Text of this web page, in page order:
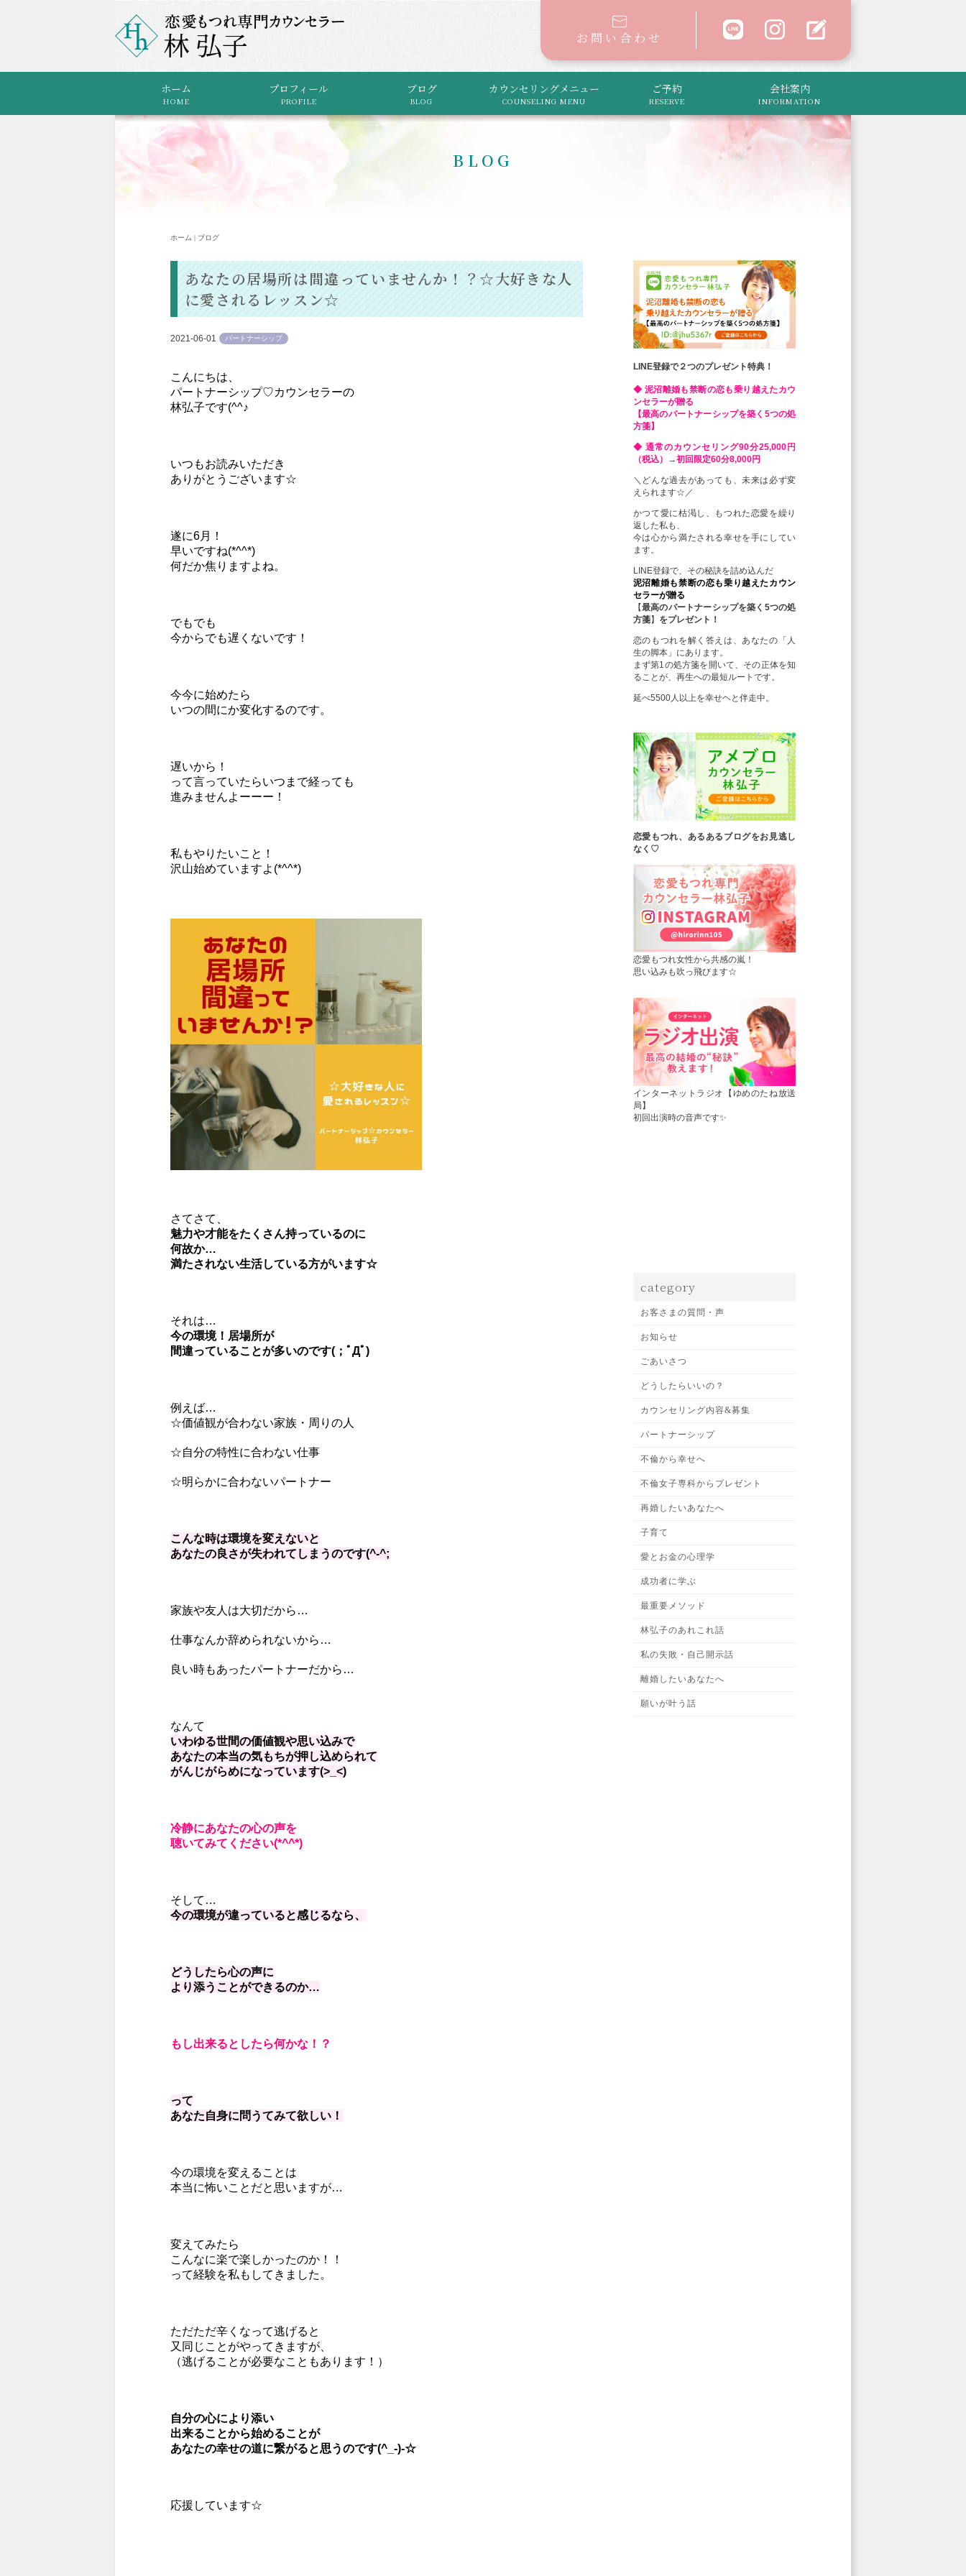
お問い合わせ
ホーム
HOME
プロフィール
PROFILE
ブログ
BLOG
カウンセリングメニュー
COUNSELING MENU
ご予約
RESERVE
会社案内
INFORMATION
BLOG
ホーム | ブログ
あなたの居場所は間違っていませんか！？☆大好きな人
に愛されるレッスン☆
2021-06-01 パートナーシップ
こんにちは、
パートナーシップ♡カウンセラーの
林弘子です(^^♪
いつもお読みいただき
ありがとうございます☆
遂に6月！
早いですね(*^^*)
何だか焦りますよね。
でもでも
今からでも遅くないです！
今今に始めたら
いつの間にか変化するのです。
遅いから！
って言っていたらいつまで経っても
進みませんよーーー！
私もやりたいこと！
沢山始めていますよ(*^^*)
さてさて、
魅力や才能をたくさん持っているのに
何故か…
満たされない生活している方がいます☆
それは…
今の環境！居場所が
間違っていることが多いのです(；ﾟДﾟ)
例えば…
☆価値観が合わない家族・周りの人
☆自分の特性に合わない仕事
☆明らかに合わないパートナー
こんな時は環境を変えないと
あなたの良さが失われてしまうのです(^-^;
家族や友人は大切だから…
仕事なんか辞められないから…
良い時もあったパートナーだから…
なんて
いわゆる世間の価値観や思い込みで
あなたの本当の気もちが押し込められて
がんじがらめになっています(>_<)
冷静にあなたの心の声を
聴いてみてください(*^^*)
そして…
今の環境が違っていると感じるなら、
どうしたら心の声に
より添うことができるのか…
もし出来るとしたら何かな！？
って
あなた自身に問うてみて欲しい！
今の環境を変えることは
本当に怖いことだと思いますが…
変えてみたら
こんなに楽で楽しかったのか！！
って経験を私もしてきました。
ただただ辛くなって逃げると
又同じことがやってきますが、
（逃げることが必要なこともあります！）
自分の心により添い
出来ることから始めることが
あなたの幸せの道に繋がると思うのです(^_-)-☆
応援しています☆
LINE登録で２つのプレゼント特典！
◆ 泥沼離婚も禁断の恋も乗り越えたカウ
ンセラーが贈る
【最高のパートナーシップを築く5つの処
方箋】
◆ 通常のカウンセリング90分25,000円
（税込）→初回限定60分8,000円
＼どんな過去があっても、未来は必ず変
えられます☆／
かつて愛に枯渇し、もつれた恋愛を繰り
返した私も、
今は心から満たされる幸せを手にしてい
ます。
LINE登録で、その秘訣を詰め込んだ
泥沼離婚も禁断の恋も乗り越えたカウン
セラーが贈る
【最高のパートナーシップを築く5つの処
方箋】 をプレゼント！
恋のもつれを解く答えは、あなたの「人
生の脚本」にあります。
まず第1の処方箋を開いて、その正体を知
ることが、再生への最短ルートです。
延べ5500人以上を幸せヘと伴走中。
恋愛もつれ、あるあるブログをお見逃し
なく♡
恋愛もつれ女性から共感の嵐！
思い込みも吹っ飛びます☆
インターネットラジオ【ゆめのたね放送
局】
初回出演時の音声です✨
category
お客さまの質問・声
お知らせ
ごあいさつ
どうしたらいいの？
カウンセリング内容&募集
パートナーシップ
不倫から幸せへ
不倫女子専科からプレゼント
再婚したいあなたへ
子育て
愛とお金の心理学
成功者に学ぶ
最重要メソッド
林弘子のあれこれ話
私の失敗・自己開示話
離婚したいあなたへ
願いが叶う話